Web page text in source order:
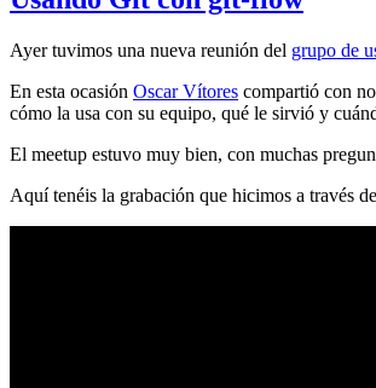
Ayer tuvimos una nueva reunión del grupo de
En esta ocasión Oscar Vítores compartió con
cómo la usa con su equipo, qué le sirvió y
El meetup estuvo muy bien, con muchas
Aquí tenéis la grabación que hicimos a través